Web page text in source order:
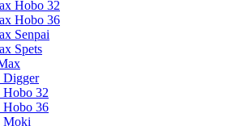
Hobo 32
Hobo 36
Senpai
Spets
Digger
32
36
Moki